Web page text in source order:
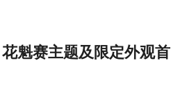
魁赛主题及限定外观首